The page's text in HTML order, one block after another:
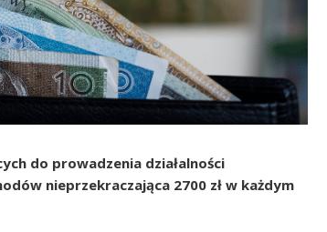
do prowadzenia działalności
nieprzekraczająca 2700 zł w każdym